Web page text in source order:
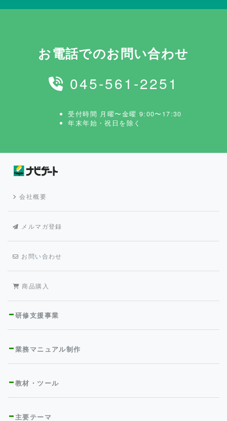
お電話でのお問い合わせ
045-561-2251
受付時間 月曜〜金曜 9:00〜17:30
年末年始・祝日を除く
会社概要
メルマガ登録
お問い合わせ
商品購入
研修支援事業
業務マニュアル制作
教材・ツール
主要テーマ